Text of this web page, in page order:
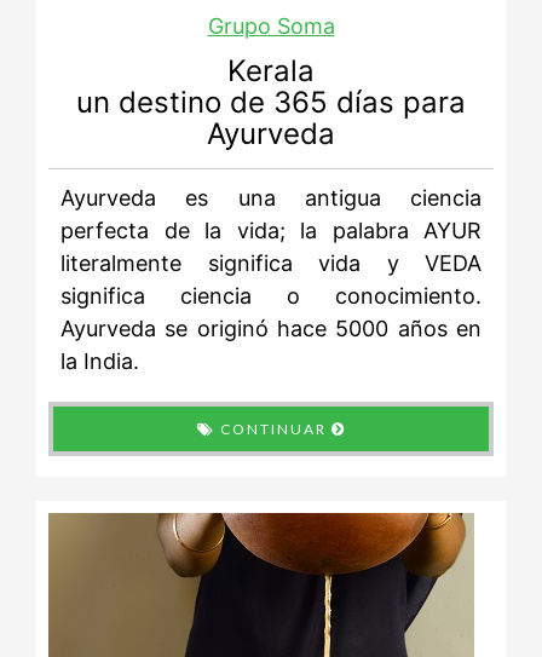
Grupo Soma
Kerala
un destino de 365 días para
Ayurveda
Ayurveda es una antigua ciencia
perfecta de la vida; la palabra AYUR
literalmente significa vida y VEDA
significa ciencia o conocimiento.
Ayurveda se originó hace 5000 años en
la India.
CONTINUAR